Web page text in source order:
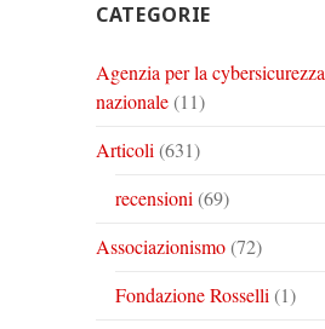
CATEGORIE
Agenzia per la cybersicurezza
nazionale(11)
Articoli (631)
recensioni (69)
Associazionismo(72)
Fondazione Rosselli (1)